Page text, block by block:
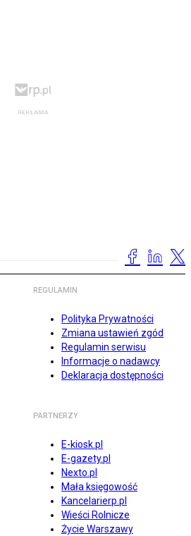
REGULAMIN
Polityka Prywatności
Zmiana ustawień zgód
Regulamin serwisu
Informacje o nadawcy
Deklaracja dostępności
PARTNERZY
E-kiosk.pl
E-gazety.pl
Nexto.pl
Mała księgowość
Kancelarierp.pl
Wieści Rolnicze
Życie Warszawy